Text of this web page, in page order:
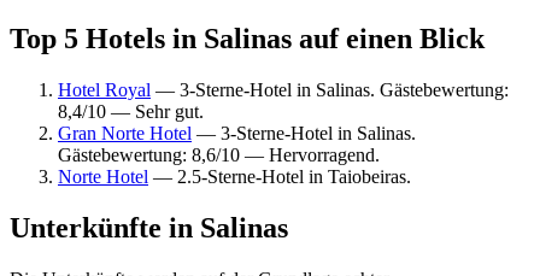
Top 5 Hotels in Salinas auf einen Blick
Hotel Royal — 3-Sterne-Hotel in Salinas. Gästebewertung:
8,4/10 — Sehr gut.
Gran Norte Hotel — 3-Sterne-Hotel in Salinas.
Gästebewertung: 8,6/10 — Hervorragend.
Norte Hotel — 2.5-Sterne-Hotel in Taiobeiras.
Unterkünfte in Salinas